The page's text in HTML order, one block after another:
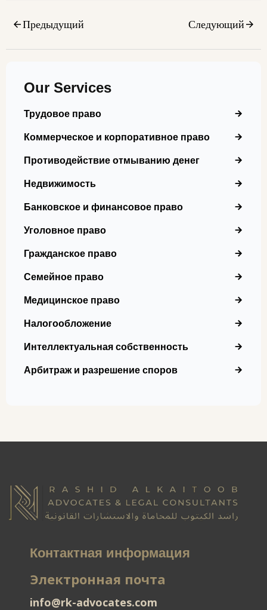
Предыдущий Следующий
Our Services
Трудовое право
Коммерческое и корпоративное право
Противодействие отмыванию денег
Недвижимость
Банковское и финансовое право
Уголовное право
Гражданское право
Семейное право
Медицинское право
Налогообложение
Интеллектуальная собственность
Арбитраж и разрешение споров
Контактная информация
Электронная почта
info@rk-advocates.com